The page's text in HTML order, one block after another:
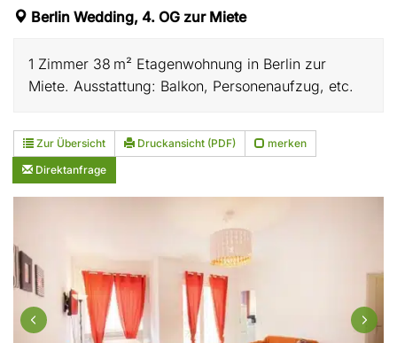
Berlin Wedding, 4. OG zur Miete
1 Zimmer 38 m² Etagenwohnung in Berlin zur
Miete. Ausstattung: Balkon, Personenaufzug, etc.
Zur Übersicht Druckansicht (PDF)
merken
Direktanfrage